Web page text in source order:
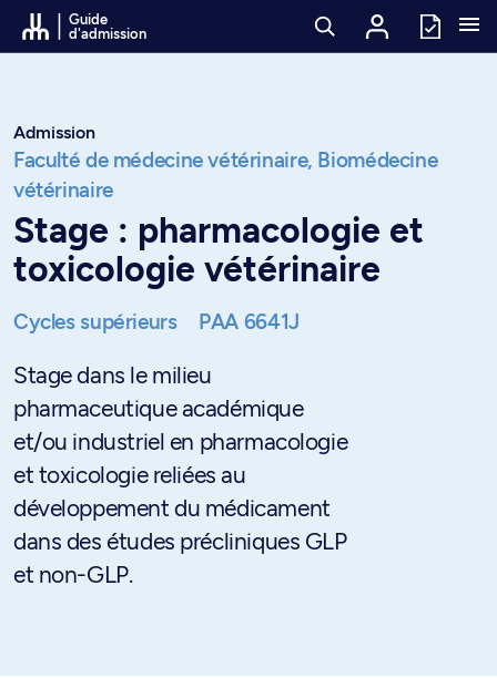
Passer au contenu
Guide
d'admission
Admission
Faculté de médecine vétérinaire, Biomédecine
vétérinaire
Stage : pharmacologie et
toxicologie vétérinaire
Cycles supérieurs PAA 6641J
Stage dans le milieu
pharmaceutique académique
et/ou industriel en pharmacologie
et toxicologie reliées au
développement du médicament
dans des études précliniques GLP
et non-GLP.